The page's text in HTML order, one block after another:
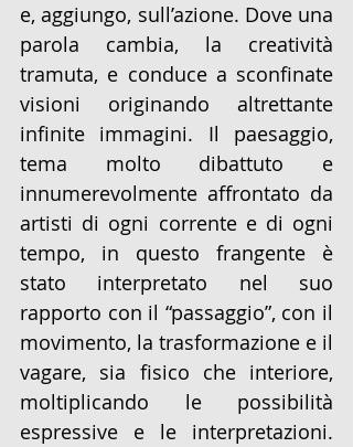
e, aggiungo, sull’azione. Dove una
parola cambia, la creatività
tramuta, e conduce a sconfinate
visioni originando altrettante
infinite immagini. Il paesaggio,
tema molto dibattuto e
innumerevolmente affrontato da
artisti di ogni corrente e di ogni
tempo, in questo frangente è
stato interpretato nel suo
rapporto con il “passaggio”, con il
movimento, la trasformazione e il
vagare, sia fisico che interiore,
moltiplicando le possibilità
espressive e le interpretazioni.